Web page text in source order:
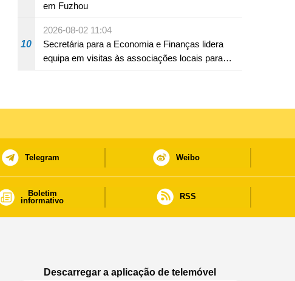
em Fuzhou
10
2026-08-02 11:04
Secretária para a Economia e Finanças lidera
equipa em visitas às associações locais para
consolidar consensos e promover os trabalhos
Telegram Weibo
Boletim
informativo
RSS
Descarregar a aplicação de telemóvel